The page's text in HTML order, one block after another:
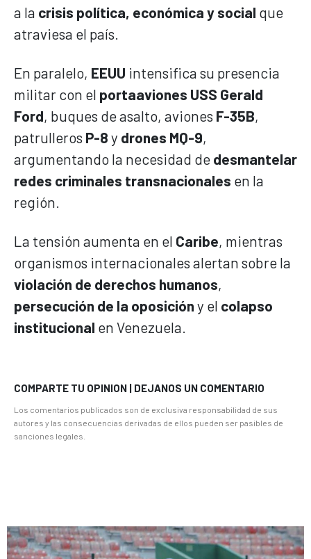
a la crisis política, económica y social que
atraviesa el país.
En paralelo, EEUU intensifica su presencia
militar con el portaaviones USS Gerald
Ford, buques de asalto, aviones F-35B,
patrulleros P-8 y drones MQ-9,
argumentando la necesidad de desmantelar
redes criminales transnacionales en la
región.
La tensión aumenta en el Caribe, mientras
organismos internacionales alertan sobre la
violación de derechos humanos,
persecución de la oposición y el colapso
institucional en Venezuela.
COMPARTE TU OPINION | DEJANOS UN COMENTARIO
Los comentarios publicados son de exclusiva responsabilidad de sus
autores y las consecuencias derivadas de ellos pueden ser pasibles de
sanciones legales.